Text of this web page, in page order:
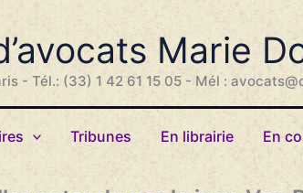
Marie
- Tél.: (33) 1 42 61 15 05 - Mél :
Tribunes En librairie En